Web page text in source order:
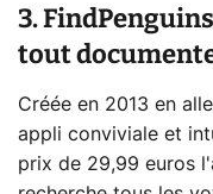
3.
tout
Créée en 2013 en
appli conviviale et
prix de 29,99 euros